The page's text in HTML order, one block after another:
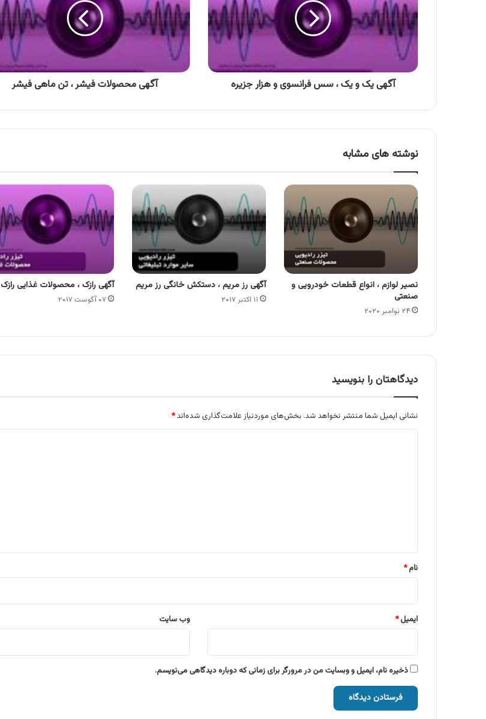
یک
،
سس
فرانسوی
هزار
آگهی یک و یک ، سس فرانسوی و هزار جزیره
،
تن
ماهی
فیشر
آگهی محصولات فیشر ، تن ماهی فیشر
نوشته های مشابه
نصیر لوازم ، انواع قطعات خودرویی و
صنعتی
۲۴ نوامبر ۲۰۲۰
آگهی رز مریم ، دستکش خانگی رز مریم
۱۱ اکتبر ۲۰۱۷
آگهی رازک ، محصولات غذایی رازک
۰۷ آگوست ۲۰۱۷
دیدگاهتان را بنویسید
نشانی ایمیل شما منتشر نخواهد شد. بخش‌های موردنیاز علامت‌گذاری شده‌اند*
نام*
ایمیل* وب‌ سایت
ذخیره نام، ایمیل و وبسایت من در مرورگر برای زمانی که دوباره دیدگاهی می‌نویسم.